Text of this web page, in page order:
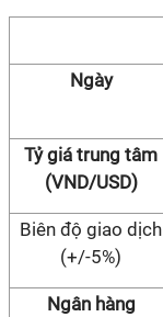
Ngày
Tỷ giá trung tâm
(VND/USD)
Biên độ giao dịch
(+/-5%)
Ngân hàng